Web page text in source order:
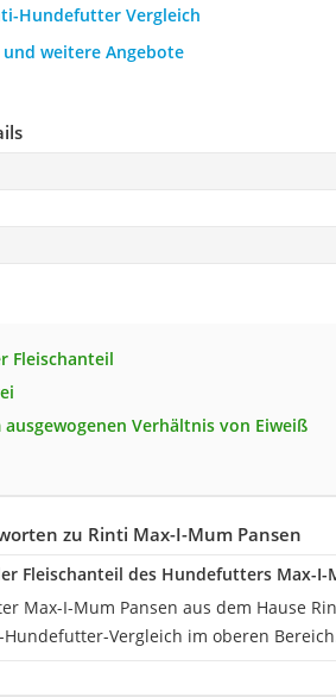
Hundefutter Vergleich
weitere Angebote
Fleischanteil
Verhältnis von Eiweiß
zu Rinti Max-I-Mum Pansen
Fleischanteil des Hundefutters Max-I-
Max-I-Mum Pansen aus dem Hause
Vergleich im oberen